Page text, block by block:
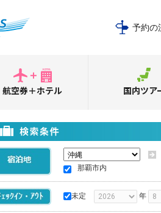
予約の
航空券＋ホテル 国内ツア
那覇市内
未定 年